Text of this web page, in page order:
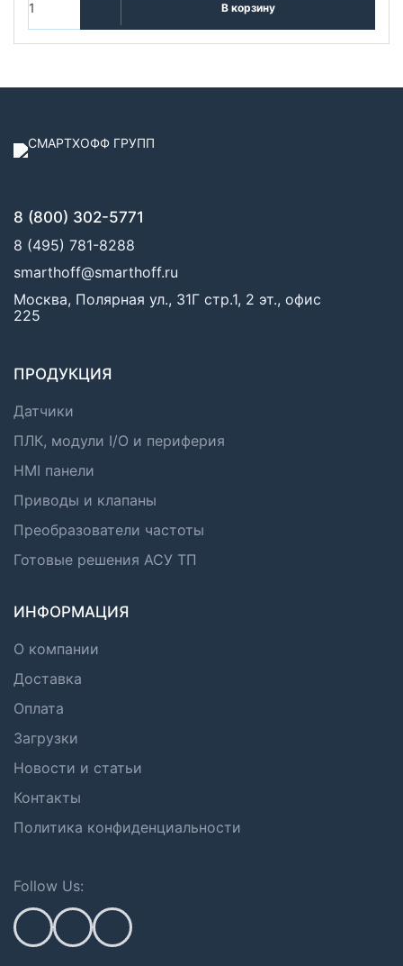
В корзину
8 (800) 302-5771
8 (495) 781-8288
smarthoff@smarthoff.ru
Москва, Полярная ул., 31Г стр.1, 2 эт., офис
225
ПРОДУКЦИЯ
Датчики
ПЛК, модули I/O и периферия
HMI панели
Приводы и клапаны
Преобразователи частоты
Готовые решения АСУ ТП
ИНФОРМАЦИЯ
О компании
Доставка
Оплата
Загрузки
Новости и статьи
Контакты
Политика конфиденциальности
Follow Us: